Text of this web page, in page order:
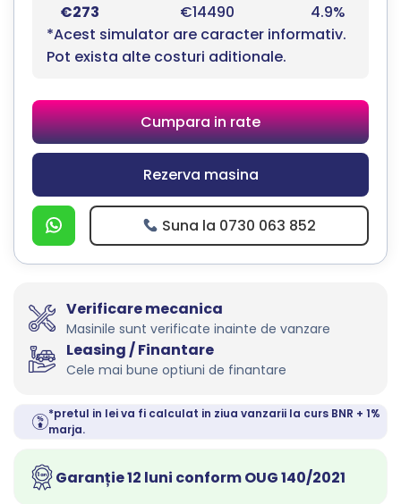
€273 €14490
4.9%
*Acest simulator are caracter informativ.
Pot exista alte costuri aditionale.
Cumpara in rate
Rezerva masina
Suna la 0730 063 852
Verificare mecanica
Masinile sunt verificate inainte de vanzare
Leasing / Finantare
Cele mai bune optiuni de finantare
*pretul in lei va fi calculat in ziua vanzarii la curs BNR + 1%
marja.
Garanție 12 luni conform OUG 140/2021